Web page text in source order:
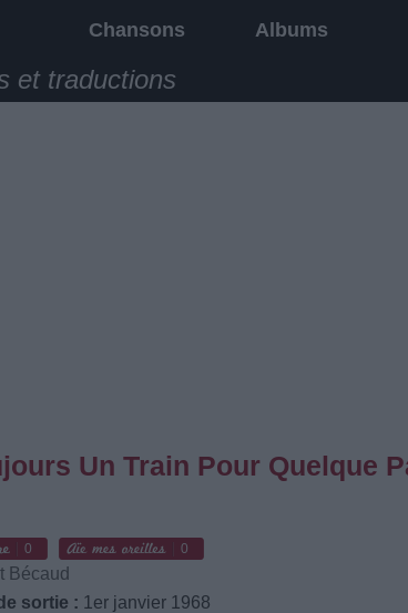
Chansons Albums
et traductions
Un Train Pour Quelque
0 0
Bécaud
sortie : 1er janvier 1968